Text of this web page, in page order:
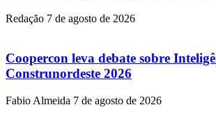
Redação 7 de agosto de 2026
Coopercon leva debate sobre
Construnordeste 2026
Fabio Almeida 7 de agosto de 2026